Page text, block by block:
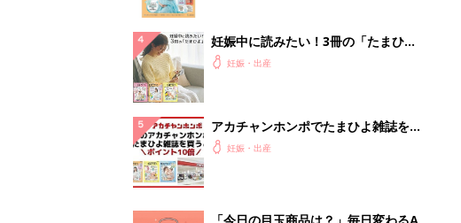
ランキングをもっと見る
妊娠・出産の人気テーマ
赤ちゃんの名前・名づけ